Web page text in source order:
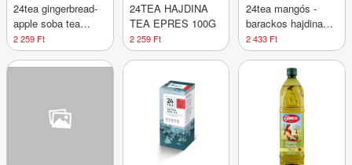
24tea gingerbread-
apple soba tea
alma-mézeskalács
hajdina tea 100 g
2 259 Ft
24TEA HAJDINA
TEA EPRES 100G
2 259 Ft
24tea mangós -
barackos hajdina
tea 100 g
2 433 Ft